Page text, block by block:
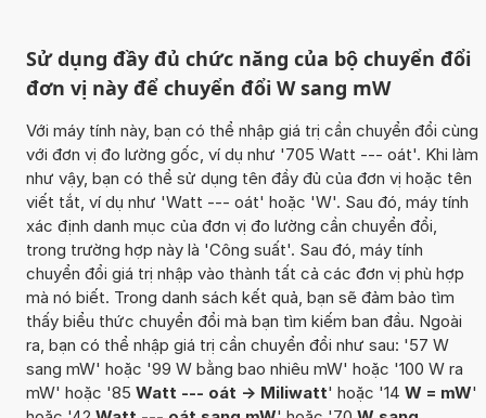
Sử dụng đầy đủ chức năng của bộ chuyển đổi
đơn vị này để chuyển đổi W sang mW
Với máy tính này, bạn có thể nhập giá trị cần chuyển đổi cùng
với đơn vị đo lường gốc, ví dụ như '705 Watt --- oát'. Khi làm
như vậy, bạn có thể sử dụng tên đầy đủ của đơn vị hoặc tên
viết tắt, ví dụ như 'Watt --- oát' hoặc 'W'. Sau đó, máy tính
xác định danh mục của đơn vị đo lường cần chuyển đổi,
trong trường hợp này là 'Công suất'. Sau đó, máy tính
chuyển đổi giá trị nhập vào thành tất cả các đơn vị phù hợp
mà nó biết. Trong danh sách kết quả, bạn sẽ đảm bảo tìm
thấy biểu thức chuyển đổi mà bạn tìm kiếm ban đầu. Ngoài
ra, bạn có thể nhập giá trị cần chuyển đổi như sau: '57 W
sang mW' hoặc '99 W bằng bao nhiêu mW' hoặc '100 W ra
mW' hoặc '85 Watt --- oát -> Miliwatt' hoặc '14 W = mW'